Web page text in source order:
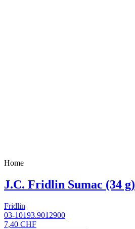
Home
J.C. Fridlin Sumac (34 g)
Fridlin
03-10193.9012900
7,40 CHF